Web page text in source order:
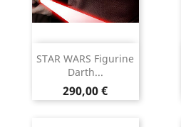
STAR WARS Figurine
Darth...
Prix
290,00 €